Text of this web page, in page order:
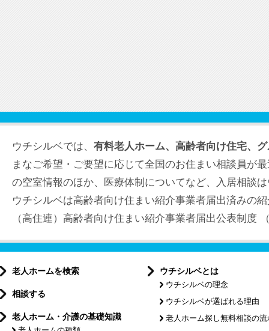
ウチシルベでは、 有料老人ホーム、高齢者向け住宅、
まなご希望・ご要望に応じて全国のお住まい相談員が
の空室情報のほか、医療体制についてなど、入居相談
ウチシルベは高齢者向け住まい紹介事業者届出済みの
（高住連）高齢者向け住まい紹介事業者届出公表制度
老人ホームを検索
相談する
老人ホーム・介護の基礎知識
ウチシルベとは
ウチシルベの理念
ウチシルベが選ばれる理由
老人ホーム探し無料相談の流